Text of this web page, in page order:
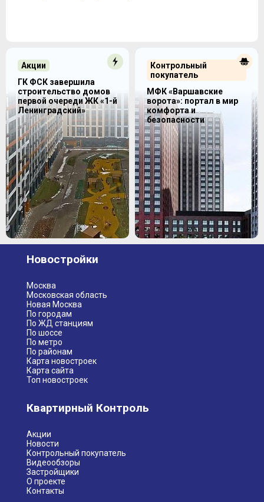
Контрольный
покупатель
МФК «Варшавские
ворота»: портал в мир
комфорта и
безопасности
Акции
ГК ФСК завершила
строительство домов
первой очереди ЖК «1-й
Ленинградский»
Новостройки
Москва
Московская область
Новая Москва
По городам
По ЖД станциям
По шоссе
По метро
По районам
Карта новостроек
Карта сайта
Топ новостроек
Квартирный Контроль
Акции
Новости
Контрольный покупатель
Видеообзоры
Застройщики
О проекте
Контакты